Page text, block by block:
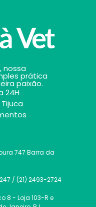
nossa
prática
paixão.
24H
747 Barra da
/ (21) 2493-2724
8 - Loja 103-R e